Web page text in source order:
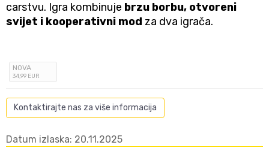
carstvu. Igra kombinuje brzu borbu, otvoreni
svijet i kooperativni mod za dva igrača.
NOVA
34,99 EUR
Kontaktirajte nas za više informacija
Datum izlaska: 20.11.2025